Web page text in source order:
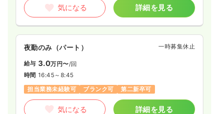
気になる 詳細を見る
夜勤のみ（パート） 一時募集休止
給与 3.0万円〜/回
時間 16:45～8:45
担当業務未経験可
ブランク可 第二新卒可
気になる 詳細を見る